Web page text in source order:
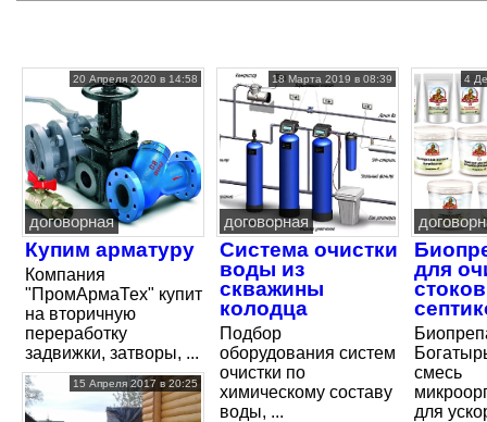
20 Апреля 2020 в 14:58
договорная
Купим арматуру
Компания
"ПромАрмаТех" купит
на вторичную
переработку
задвижки, затворы, ...
15 Апреля 2017 в 20:25
18 Марта 2019 в 08:39
договорная
Система очистки
воды из
скважины
колодца
Подбор
оборудования систем
очистки по
химическому составу
воды, ...
4
для
смесь
для